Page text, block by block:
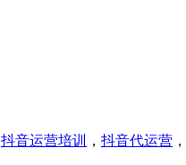
抖音运营培训 ， 抖音代运营 ，